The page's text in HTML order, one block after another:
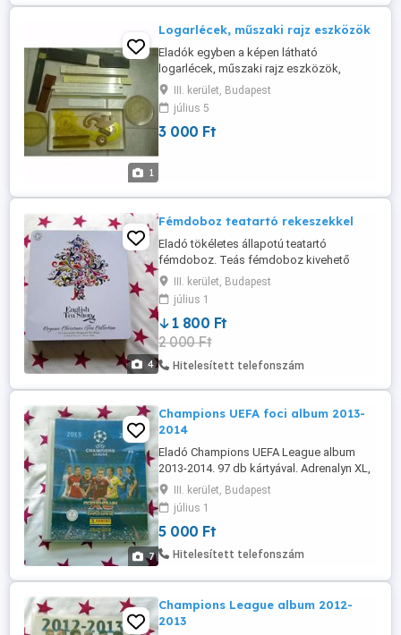
1
Logarlécek, műszaki rajz eszközök
Eladók egyben a képen látható
logarlécek, műszaki rajz eszközök,
sablonok, szögmérők.
III. kerület, Budapest
július 5
3 000 Ft
4
Fémdoboz teatartó rekeszekkel
Eladó tökéletes állapotú teatartó
fémdoboz. Teás fémdoboz kivehető
műanyag tartóval. Bármi tartható benne.
Méret: 27,5x24,5x4,2cm Átvétel csak
személyesen a lakcímemen,Óbuda 3. ker.
III. kerület, Budapest
július 1
1 800 Ft
2 000 Ft
Hitelesített telefonszám
7
Champions UEFA foci album 2013-
2014
Eladó Champions UEFA League album
2013-2014. 97 db kártyával. Adrenalyn XL,
Panini Card Game. Album mérete:
30x24cm Átvétel csak személyesen a
lakcímemen,Óbuda 3. ker.
III. kerület, Budapest
július 1
5 000 Ft
Hitelesített telefonszám
Champions League album 2012-
2013